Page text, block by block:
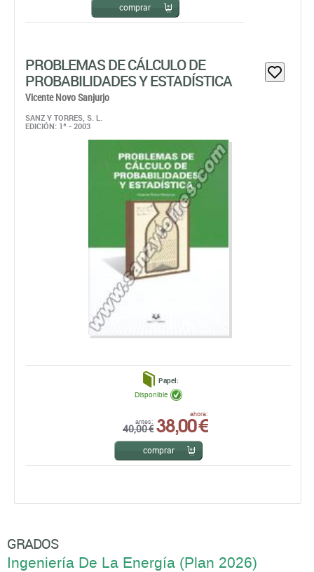
comprar
PROBLEMAS DE CÁLCULO DE
PROBABILIDADES Y ESTADÍSTICA
Vicente Novo Sanjurjo
SANZ Y TORRES, S. L.
EDICIÓN: 1ª - 2003
Papel:
antes:
40,00 €
ahora:
38,00 €
Disponible
comprar
GRADOS
Ingeniería De La Energí­a (Plan 2026)